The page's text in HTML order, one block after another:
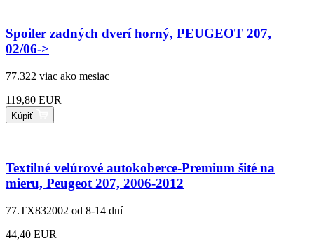
Spoiler zadných dverí horný, PEUGEOT 207,
02/06->
77.322 viac ako mesiac
119,80 EUR
Kúpiť
Textilné velúrové autokoberce-Premium šité na
mieru, Peugeot 207, 2006-2012
77.TX832002 od 8-14 dní
44,40 EUR